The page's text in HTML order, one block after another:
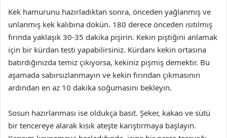
Kek hamurunu hazırladıktan sonra, önceden yağlanmış ve
unlanmış kek kalıbına dökün. 180 derece önceden ısıtılmış
fırında yaklaşık 30-35 dakika pişirin. Kekin piştiğini anlamak
için bir kürdan testi yapabilirsiniz. Kürdanı kekin ortasına
batırdığınızda temiz çıkıyorsa, kekiniz pişmiş demektir. Bu
aşamada sabırsızlanmayın ve kekin fırından çıkmasının
ardından en az 10 dakika soğumasını bekleyin.
Sosun hazırlanması ise oldukça basit. Şeker, kakao ve sütü
bir tencereye alarak kısık ateşte karıştırmaya başlayın.